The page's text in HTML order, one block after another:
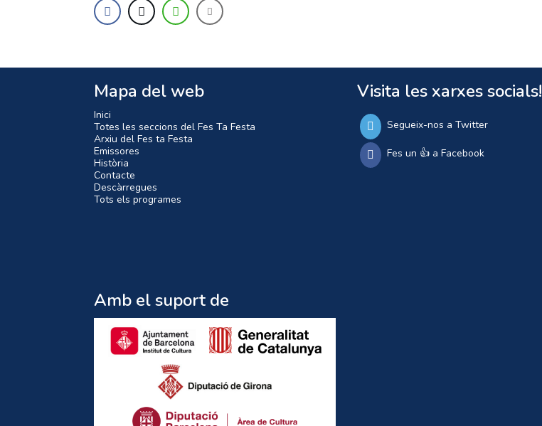
Mapa del web
Inici
Totes les seccions del Fes Ta Festa
Arxiu del Fes ta Festa
Emissores
Història
Contacte
Descàrregues
Tots els programes
Visita les xarxes socials!
Segueix-nos a Twitter
Fes un 👍 a Facebook
Amb el suport de